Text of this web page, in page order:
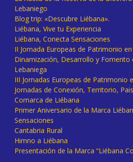
Lebaniego
Blog trip: «Descubre Liébana».
Liébana, Vive tu Experiencia
Liébana, Conecta Sensaciones
II Jornada Europeas de Patrimonio
Dinamización, Desarrollo y Fomento
Lebaniega
III Jornadas Europeas de Patrimonio
Jornadas de Conexión, Territorio,
Comarca de Liébana
Primer Aniversario de la Marca
Sensaciones
Cantabria Rural
Himno a Liébana
Presentación de la Marca “Liébana